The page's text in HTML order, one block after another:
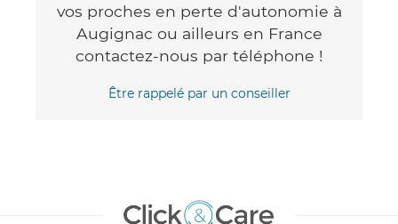
vos proches en perte d'autonomie à
Augignac ou ailleurs en France
contactez-nous par téléphone !
Être rappelé par un conseiller